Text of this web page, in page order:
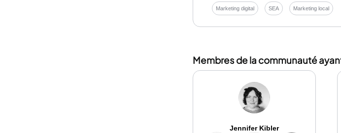
Marketing digital SEA Marketing local
Membres de la communauté
Jennifer Kibler